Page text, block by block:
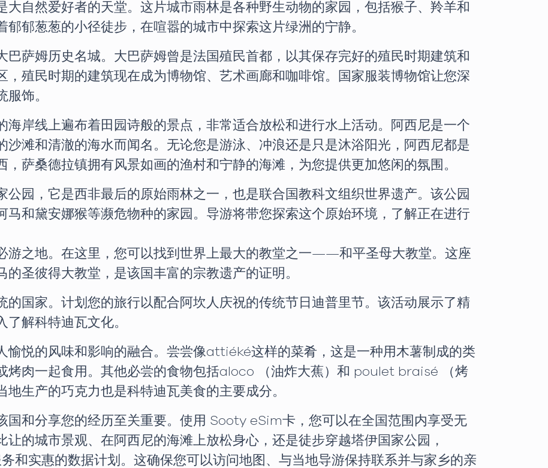
大自然爱好者的天堂。这片城市雨林是各种野生动物的家园，包括猴子、羚羊和
郁葱葱的小径徒步，在喧嚣的城市中探索这片绿洲的宁静。
巴萨姆历史名城。大巴萨姆曾是法国殖民首都，以其保存完好的殖民时期建筑和
，殖民时期的建筑现在成为博物馆、艺术画廊和咖啡馆。国家服装博物馆让您深
饰。
海岸线上遍布着田园诗般的景点，非常适合放松和进行水上活动。阿西尼是一个
沙滩和清澈的海水而闻名。无论您是游泳、冲浪还是只是沐浴阳光，阿西尼都是
萨桑德拉镇拥有风景如画的渔村和宁静的海滩，为您提供更加悠闲的氛围。
公园，它是西非最后的原始雨林之一，也是联合国教科文组织世界遗产。该公园
马和黛安娜猴等濒危物种的家园。导游将带您探索这个原始环境，了解正在进行
游之地。在这里，您可以找到世界上最大的教堂之一——和平圣母大教堂。这座
圣彼得大教堂，是该国丰富的宗教遗产的证明。
的国家。计划您的旅行以配合阿坎人庆祝的传统节日迪普里节。该活动展示了精
解科特迪瓦文化。
愉悦的风味和影响的融合。尝尝像attiéké这样的菜肴，这是一种用木薯制成的类
烤肉一起食用。其他必尝的食物包括aloco （油炸大蕉）和 poulet braisé （烤
生产的巧克力也是科特迪瓦美食的主要成分。
国和分享您的经历至关重要。使用 Sooty eSim卡，您可以在全国范围内享受无
的城市景观、在阿西尼的海滩上放松身心，还是徒步穿越塔伊国家公园，
和实惠的数据计划。这确保您可以访问地图、与当地导游保持联系并与家乡的亲